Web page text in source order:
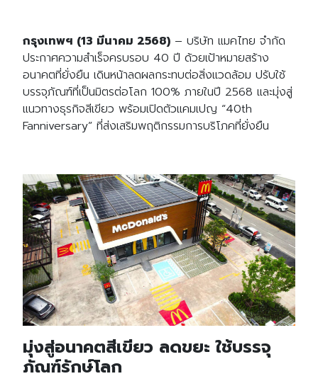
กรุงเทพฯ (13 มีนาคม 2568) – บริษัท แมคไทย จำกัด
ประกาศความสำเร็จครบรอบ 40 ปี ด้วยเป้าหมายสร้าง
อนาคตที่ยั่งยืน เดินหน้าลดผลกระทบต่อสิ่งแวดล้อม ปรับใช้
บรรจุภัณฑ์ที่เป็นมิตรต่อโลก 100% ภายในปี 2568 และมุ่งสู่
แนวทางธุรกิจสีเขียว พร้อมเปิดตัวแคมเปญ “40th
Fanniversary” ที่ส่งเสริมพฤติกรรมการบริโภคที่ยั่งยืน
มุ่งสู่อนาคตสีเขียว ลดขยะ ใช้บรรจุ
ภัณฑ์รักษ์โลก